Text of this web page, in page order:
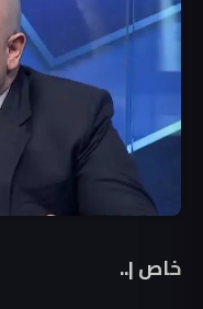
خاص |..